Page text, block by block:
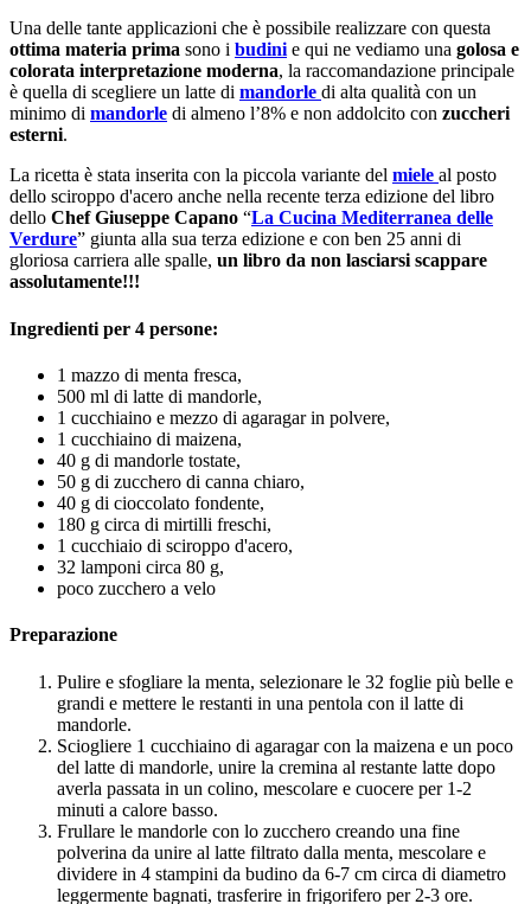
Una delle tante applicazioni che è possibile realizzare con questa
ottima materia prima sono i budinie qui ne vediamo una golosa e
colorata interpretazione moderna, la raccomandazione principale
è quella di scegliere un latte di mandorle di alta qualità con un
minimo di mandorle di almeno l’8% e non addolcito con zuccheri
esterni.
La ricetta è stata inserita con la piccola variante del miele al posto
dello sciroppo d'acero anche nella recente terza edizione del libro
dello Chef Giuseppe Capano “La Cucina Mediterranea delle
Verdure” giunta alla sua terza edizione e con ben 25 anni di
gloriosa carriera alle spalle, un libro da non lasciarsi scappare
assolutamente!!!
Ingredienti per 4 persone:
1 mazzo di menta fresca,
500 ml di latte di mandorle,
1 cucchiaino e mezzo di agaragar in polvere,
1 cucchiaino di maizena,
40 g di mandorle tostate,
50 g di zucchero di canna chiaro,
40 g di cioccolato fondente,
180 g circa di mirtilli freschi,
1 cucchiaio di sciroppo d'acero,
32 lamponi circa 80 g,
poco zucchero a velo
Preparazione
Pulire e sfogliare la menta, selezionare le 32 foglie più belle e
grandi e mettere le restanti in una pentola con il latte di
mandorle.
Sciogliere 1 cucchiaino di agaragar con la maizena e un poco
del latte di mandorle, unire la cremina al restante latte dopo
averla passata in un colino, mescolare e cuocere per 1-2
minuti a calore basso.
Frullare le mandorle con lo zucchero creando una fine
polverina da unire al latte filtrato dalla menta, mescolare e
dividere in 4 stampini da budino da 6-7 cm circa di diametro
leggermente bagnati, trasferire in frigorifero per 2-3 ore.